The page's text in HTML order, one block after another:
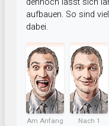
dennoch lässt sich
aufbauen. So sind
dabei.
Am Anfang
Nach 1